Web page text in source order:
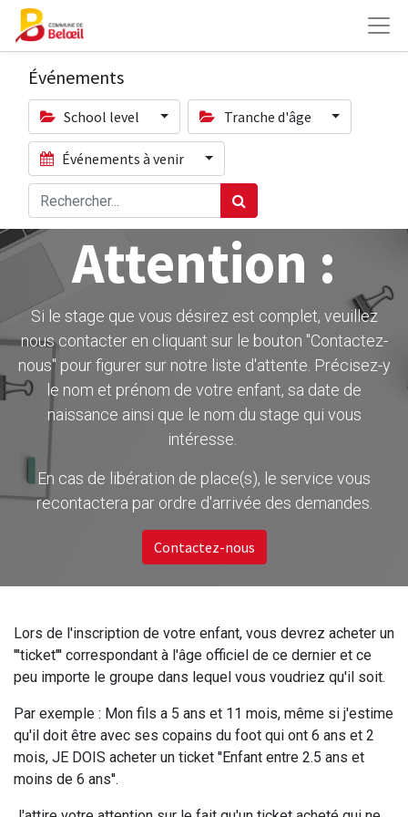
Événements
School level Tranche d'âge
Événements à venir
Attention :
Si le stage que vous désirez est complet, veuillez
nous contacter en cliquant sur le bouton ''Contactez-
nous" pour figurer sur notre liste d'attente. Précisez-y
le nom et prénom de votre enfant, sa date de
naissance ainsi que le nom du stage qui vous
intéresse.
En cas de libération de place(s), le service vous
recontactera par ordre d'arrivée des demandes.
Contactez-nous
Lors de l'inscription de votre enfant, vous devrez acheter un
'''ticket''' correspondant à l'âge officiel de ce dernier et ce
peu importe le groupe dans lequel vous voudriez qu'il soit.
Par exemple : Mon fils a 5 ans et 11 mois, même si j'estime
qu'il doit être avec ses copains du foot qui ont 6 ans et 2
mois, JE DOIS acheter un ticket ''Enfant entre 2.5 ans et
moins de 6 ans''.